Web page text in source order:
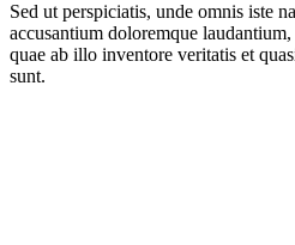
Sed ut perspiciatis, unde omnis iste
accusantium doloremque
quae ab illo inventore veritatis et
sunt.